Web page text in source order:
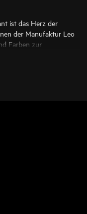
ist das Herz der
der Manufaktur Leo
Farben zur
treiben. Es werden